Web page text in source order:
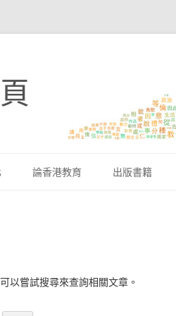
論香港教育 出版書籍
以嘗試搜尋來查詢相關文章。